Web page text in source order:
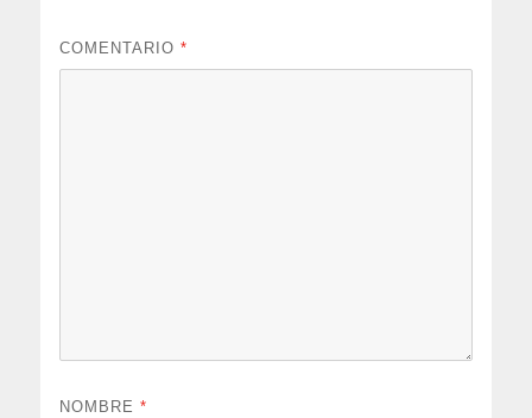
COMENTARIO*
NOMBRE*